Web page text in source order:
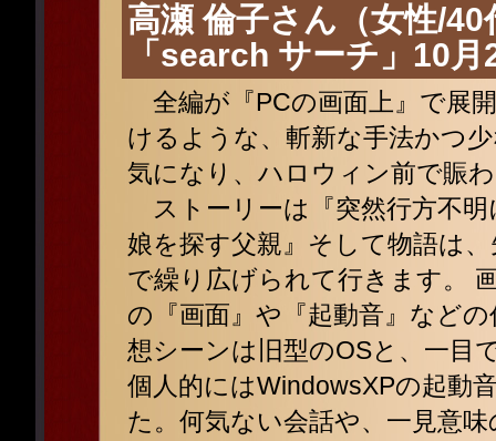
高瀬 倫子さん（女性/40
「search サーチ」10
全編が『PCの画面上』で展
けるような、斬新な手法かつ
気になり、ハロウィン前で賑
ストーリーは『突然行方不
娘を探す父親』そして物語は
で繰り広げられて行きます。
の『画面』や『起動音』など
想シーンは旧型のOSと、一目
個人的にはWindowsXPの起動
た。何気ない会話や、一見意